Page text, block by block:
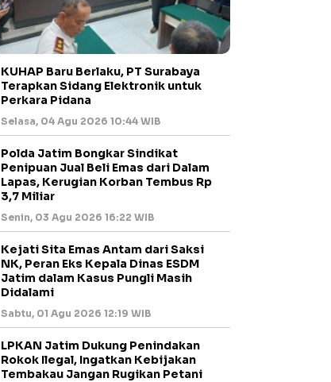
KUHAP Baru Berlaku, PT Surabaya
Terapkan Sidang Elektronik untuk
Perkara Pidana
Selasa, 04 Agu 2026 10:44 WIB
Polda Jatim Bongkar Sindikat
Penipuan Jual Beli Emas dari Dalam
Lapas, Kerugian Korban Tembus Rp
3,7 Miliar
Senin, 03 Agu 2026 16:22 WIB
Kejati Sita Emas Antam dari Saksi
NK, Peran Eks Kepala Dinas ESDM
Jatim dalam Kasus Pungli Masih
Didalami
Sabtu, 01 Agu 2026 12:19 WIB
LPKAN Jatim Dukung Penindakan
Rokok Ilegal, Ingatkan Kebijakan
Tembakau Jangan Rugikan Petani